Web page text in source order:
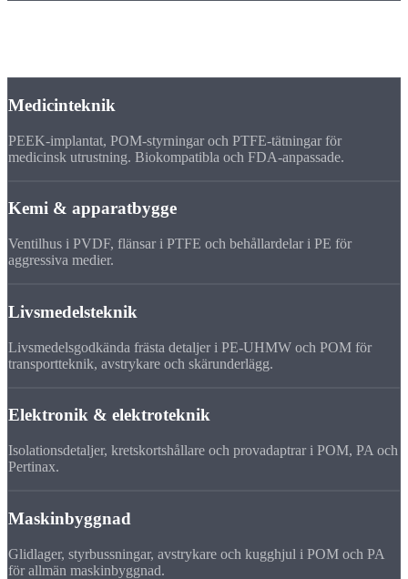
Medicinteknik
PEEK-implantat, POM-styrningar och PTFE-tätningar för
medicinsk utrustning. Biokompatibla och FDA-anpassade.
Kemi & apparatbygge
Ventilhus i PVDF, flänsar i PTFE och behållardelar i PE för
aggressiva medier.
Livsmedelsteknik
Livsmedelsgodkända frästa detaljer i PE-UHMW och POM för
transportteknik, avstrykare och skärunderlägg.
Elektronik & elektroteknik
Isolationsdetaljer, kretskortshållare och provadaptrar i POM, PA och
Pertinax.
Maskinbyggnad
Glidlager, styrbussningar, avstrykare och kugghjul i POM och PA
för allmän maskinbyggnad.